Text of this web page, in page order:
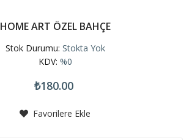
HOME ART ÖZEL BAHÇE
Stok Durumu: Stokta Yok
KDV: %0
₺180.00
Favorilere Ekle